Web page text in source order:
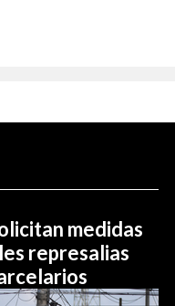
medidas
represalias